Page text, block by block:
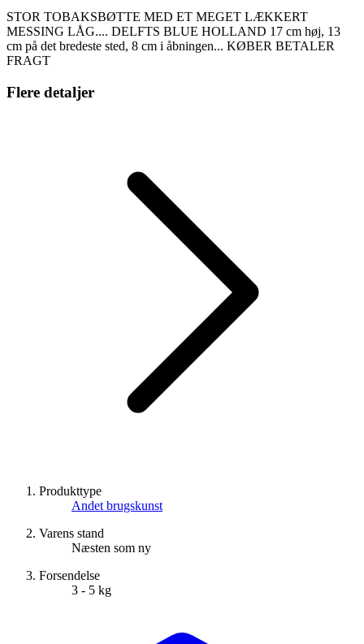
STOR TOBAKSBØTTE MED ET MEGET LÆKKERT
MESSING LÅG.... DELFTS BLUE HOLLAND 17 cm høj, 13
cm på det bredeste sted, 8 cm i åbningen... KØBER BETALER
FRAGT
Flere detaljer
Produkttype
Andet brugskunst
Varens stand
Næsten som ny
Forsendelse
3 - 5 kg